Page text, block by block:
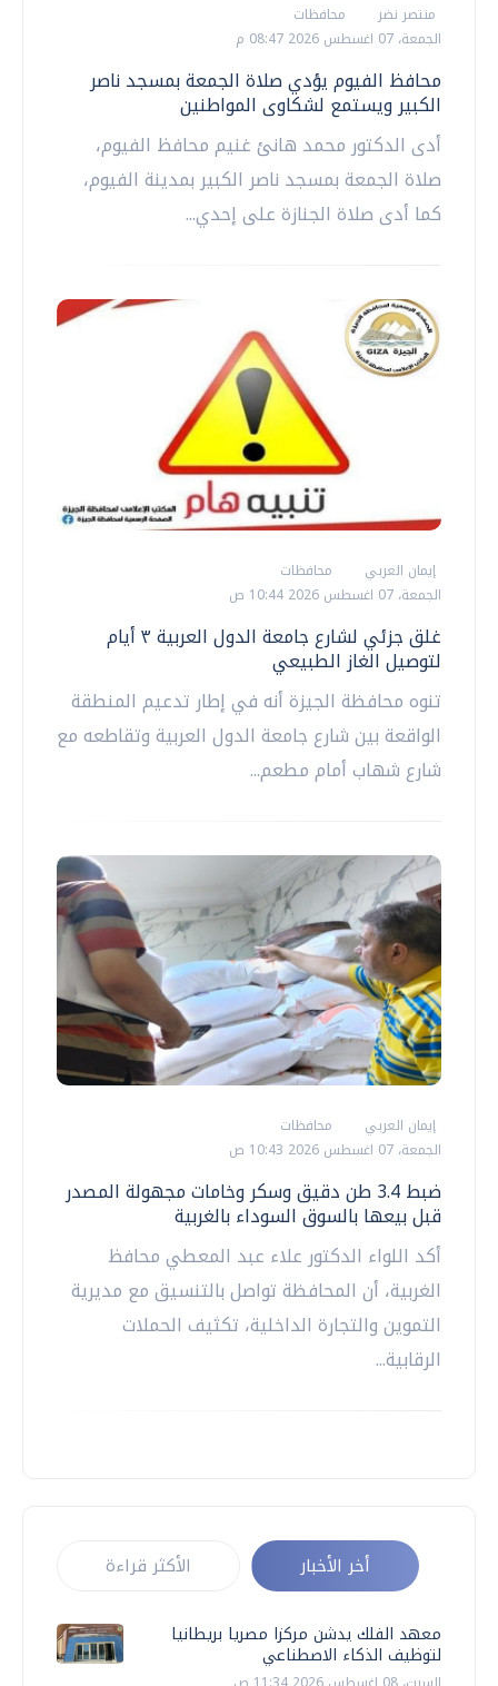
منتصر نضر
محافظات
الجمعة، 07 اغسطس 2026 08:47 م
محافظ الفيوم يؤدي صلاة الجمعة بمسجد ناصر
الكبير ويستمع لشكاوى المواطنين
أدى الدكتور محمد هانئ غنيم محافظ الفيوم،
صلاة الجمعة بمسجد ناصر الكبير بمدينة الفيوم،
كما أدى صلاة الجنازة على إحدي...
إيمان العربي
محافظات
الجمعة، 07 اغسطس 2026 10:44 ص
غلق جزئي لشارع جامعة الدول العربية ٣ أيام
لتوصيل الغاز الطبيعي
تنوه محافظة الجيزة أنه في إطار تدعيم المنطقة
الواقعة بين شارع جامعة الدول العربية وتقاطعه مع
شارع شهاب أمام مطعم...
إيمان العربي
محافظات
الجمعة، 07 اغسطس 2026 10:43 ص
ضبط 3.4 طن دقيق وسكر وخامات مجهولة المصدر
قبل بيعها بالسوق السوداء بالغربية
أكد اللواء الدكتور علاء عبد المعطي محافظ
الغربية، أن المحافظة تواصل بالتنسيق مع مديرية
التموين والتجارة الداخلية، تكثيف الحملات
الرقابية...
أخر الأخبار الأكثر قراءة
معهد الفلك يدشن مركزا مصريا بريطانيا
لتوظيف الذكاء الاصطناعي